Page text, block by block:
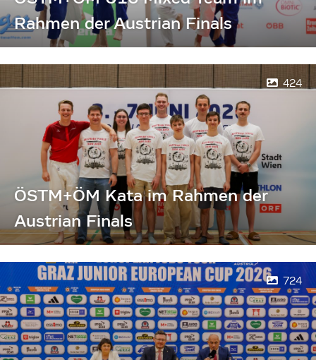
Rahmen der Austrian Finals
424
ÖSTM+ÖM Kata im Rahmen der
Austrian Finals
724